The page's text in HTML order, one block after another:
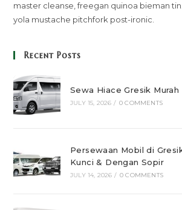
master cleanse, freegan quinoa bieman
yola mustache pitchfork post-ironic.
Recent Posts
Sewa Hiace Gresik
JULY 15, 2026 / 0 COMMENTS
Persewaan Mobil di
Kunci & Dengan Sopir
JULY 14, 2026 / 0 COMMENTS